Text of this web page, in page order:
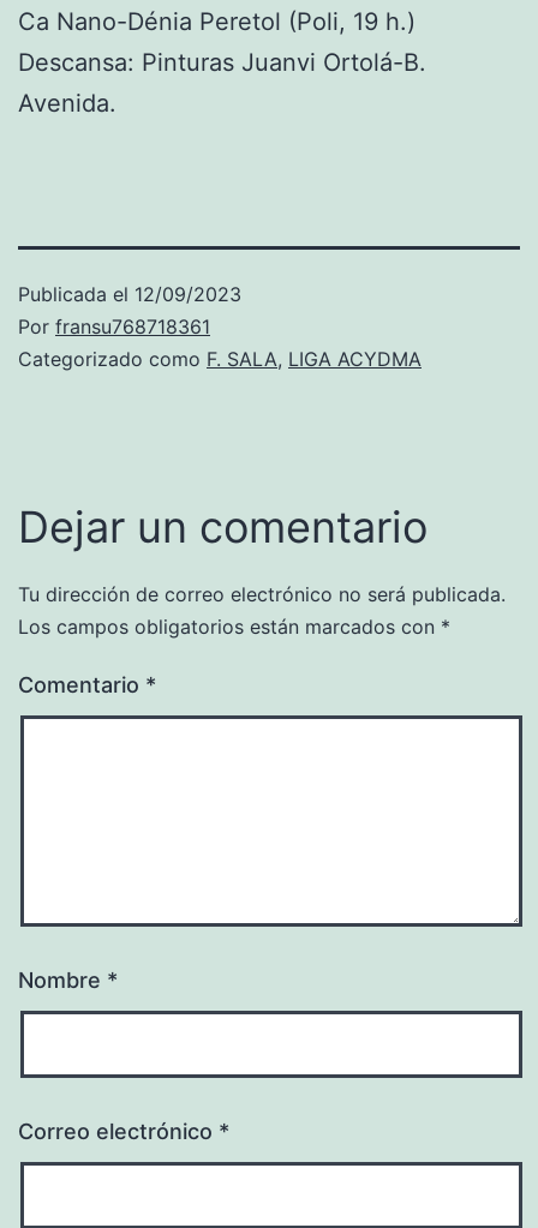
Ca Nano-Dénia Peretol (Poli, 19 h.)
Descansa: Pinturas Juanvi Ortolá-B.
Avenida.
Publicada el 12/09/2023
Por fransu768718361
Categorizado como F. SALA, LIGA ACYDMA
Dejar un comentario
Tu dirección de correo electrónico no será publicada.
Los campos obligatorios están marcados con *
Comentario *
Nombre *
Correo electrónico *